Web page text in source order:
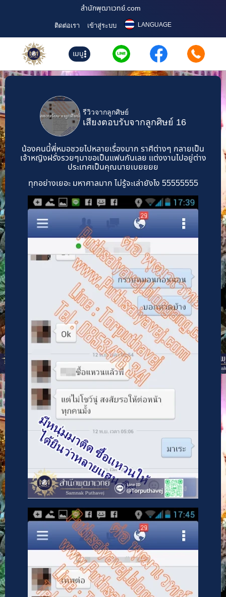
สำนักพุฒาเวทย์.com
ติดต่อเรา เข้าสู่ระบบ LANGUAGE
เมนู
รีวิวจากลูกศิษย์
เสียงตอบรับจากลูกศิษย์ 16
น้องคนนี้พี่หมอชวยไปหลายเรื่องมาก ราศีต่างๆ กลายเป็น
เจ้าหญิงฝรั่งรวยๆมาขอเป็นแฟนกันเลย แต่งงานไปอยู่ต่าง
ประเทศเป็นคุณนายเบยยยย
ทุกอย่างเยอะ มหาศาลมาก ไม่รู้จะเล่ายังไง 55555555